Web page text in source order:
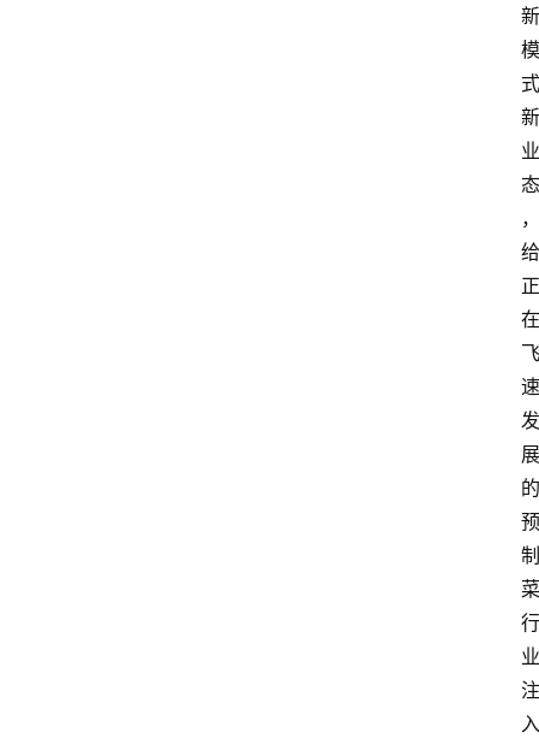
新
模
式
新
业
态
，
给
正
在
飞
速
发
展
的
预
制
菜
行
业
注
入